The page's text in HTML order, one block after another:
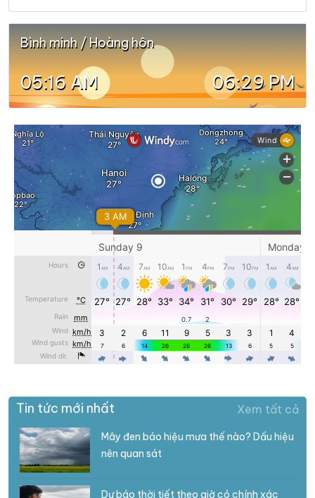
Bình minh / Hoàng hôn
05:16 AM 06:29 PM
Tin tức mới nhất Xem tất cả
Mây đen báo hiệu mưa thế nào? Dấu hiệu
nên quan sát
Dự báo thời tiết theo giờ có chính xác